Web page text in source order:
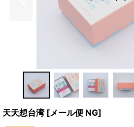
天天想台湾[メール便 NG]